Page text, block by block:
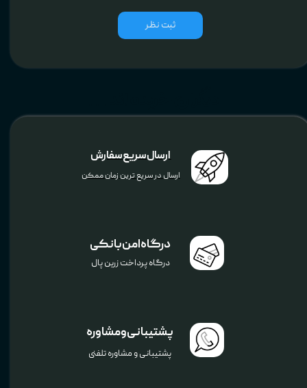
ثبت نظر
ارسال سریع سفارش
ارسال در سریع ترین زمان ممکن
درگاه امن بانکی
درگاه پرداخت زرین پال
پشتیبانی و مشاوره
پشتیبانی و مشاوره تلفنی